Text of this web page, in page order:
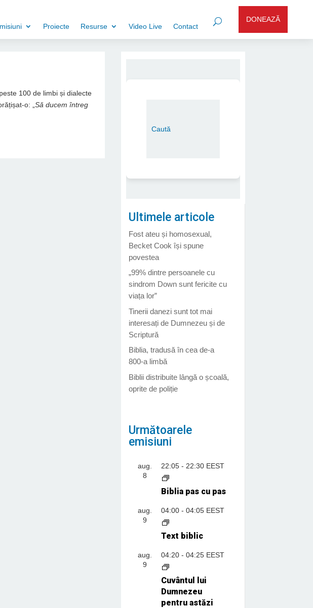
Proiecte Resurse Video Live Contact
DONEAZĂ
100 de limbi și dialecte
o: „Să ducem întreg
Ultimele articole
Fost ateu și homosexual,
Becket Cook își spune
povestea
„99% dintre persoanele cu
sindrom Down sunt fericite cu
viața lor”
Tinerii danezi sunt tot mai
interesați de Dumnezeu și de
Scriptură
Biblia, tradusă în cea de-a
800-a limbă
Biblii distribuite lângă o școală,
oprite de poliție
Următoarele
emisiuni
aug.
8
22:05- 22:30 EEST
Biblia pas cu pas
aug.
9
04:00- 04:05 EEST
Text biblic
aug.
9
04:20- 04:25 EEST
Cuvântul lui
Dumnezeu
pentru astăzi